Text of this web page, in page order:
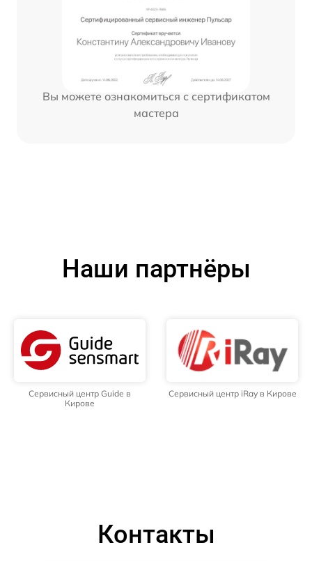
Вы можете ознакомиться с сертификатом
мастера
Наши партнёры
Сервисный центр Guide в
Кирове
Сервисный центр iRay в Кирове
Контакты